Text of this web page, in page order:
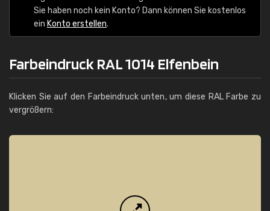
Sie haben noch kein Konto? Dann können Sie kostenlos
ein Konto erstellen.
Farbeindruck RAL 1014 Elfenbein
Klicken Sie auf den Farbeindruck unten, um diese RAL Farbe zu
vergrößern: